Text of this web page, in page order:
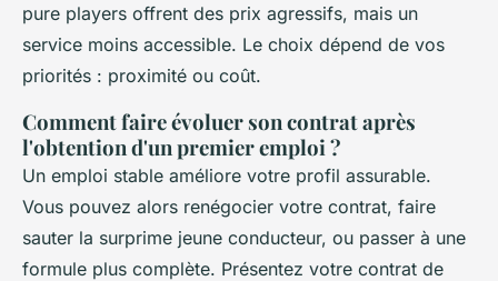
pure players offrent des prix agressifs, mais un
service moins accessible. Le choix dépend de vos
priorités : proximité ou coût.
Comment faire évoluer son contrat après
l'obtention d'un premier emploi ?
Un emploi stable améliore votre profil assurable.
Vous pouvez alors renégocier votre contrat, faire
sauter la surprime jeune conducteur, ou passer à une
formule plus complète. Présentez votre contrat de